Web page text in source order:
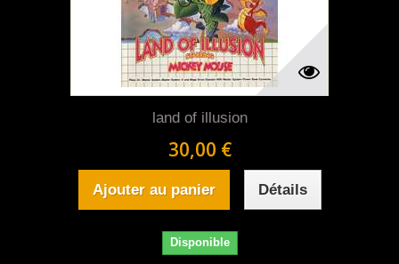
land of illusion
30,00 €
Ajouter au panier Détails
Disponible